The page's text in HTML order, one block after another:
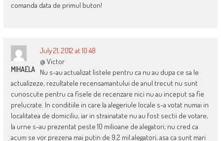
comanda data de primul buton!
MIHAELA
July 21, 2012 at 10:48
@ Victor
Nu s-au actualizat listele pentru ca nu au dupa ce sa le
actualizeze, rezultatele recensamantului de anul trecut nu sunt
cunoscute pentru ca fisele de recenzare nici nu au inceput sa fie
prelucrate. In conditiile in care la alegeriule locale s-a votat numai in
localitatea de domiciliu, iar in strainatate nu au fost sectii de votare,
la urne s-au prezentat peste 10 milioane de alegatori; nu cred ca
acum se vor prezena mai putin de 9.2 mil.alegatori, asa ca sunt mari